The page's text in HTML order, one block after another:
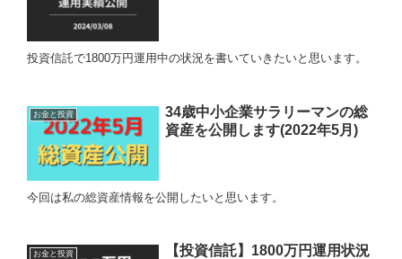
投資信託で1800万円運用中の状況を書いていきたいと思います。
お金と投資
34歳中小企業サラリーマンの総
資産を公開します(2022年5月)
今回は私の総資産情報を公開したいと思います。
お金と投資
【投資信託】1800万円運用状況